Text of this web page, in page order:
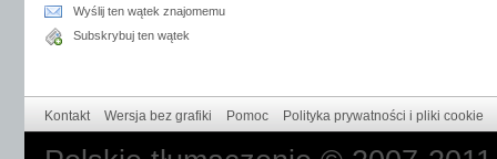
Wyślij ten wątek znajomemu
Subskrybuj ten wątek
Kontakt Wersja bez grafiki Pomoc Polityka prywatności i pliki cookie